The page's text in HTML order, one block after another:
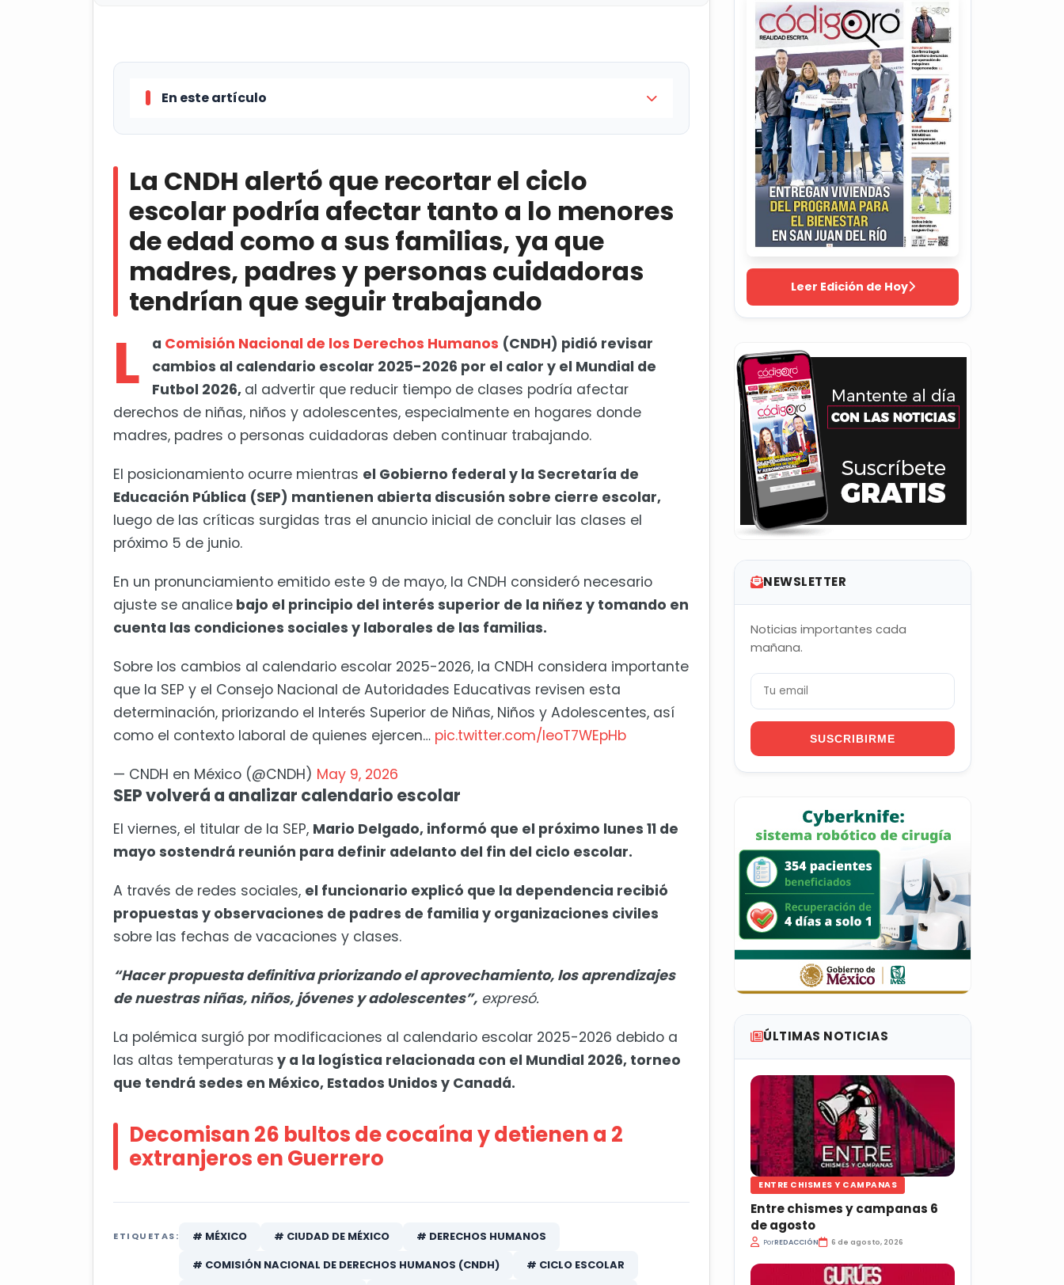
En este artículo
seguir trabajando
SEP volverá a analizar calendario escolar
Decomisan 26 bultos de cocaína y detienen a 2 extranjeros en Guerrero
La CNDH alertó que recortar el ciclo
escolar podría afectar tanto a lo menores
de edad como a sus familias, ya que
madres, padres y personas cuidadoras
tendrían que seguir trabajando
L a Comisión Nacional de los Derechos Humanos (CNDH) pidió revisar
cambios al calendario escolar 2025-2026 por el calor y el Mundial de
Futbol 2026, al advertir que reducir tiempo de clases podría afectar
derechos de niñas, niños y adolescentes, especialmente en hogares donde
madres, padres o personas cuidadoras deben continuar trabajando.
El posicionamiento ocurre mientras el Gobierno federal y la Secretaría de
Educación Pública (SEP) mantienen abierta discusión sobre cierre escolar,
luego de las críticas surgidas tras el anuncio inicial de concluir las clases el
próximo 5 de junio.
En un pronunciamiento emitido este 9 de mayo, la CNDH consideró necesario
ajuste se analice bajo el principio del interés superior de la niñez y tomando en
cuenta las condiciones sociales y laborales de las familias.
Sobre los cambios al calendario escolar 2025-2026, la CNDH considera importante
que la SEP y el Consejo Nacional de Autoridades Educativas revisen esta
determinación, priorizando el Interés Superior de Niñas, Niños y Adolescentes, así
como el contexto laboral de quienes ejercen… pic.twitter.com/leoT7WEpHb
— CNDH en México (@CNDH) May 9, 2026
SEP volverá a analizar calendario escolar
El viernes, el titular de la SEP, Mario Delgado, informó que el próximo lunes 11 de
mayo sostendrá reunión para definir adelanto del fin del ciclo escolar.
A través de redes sociales, el funcionario explicó que la dependencia recibió
propuestas y observaciones de padres de familia y organizaciones civiles
sobre las fechas de vacaciones y clases.
“Hacer propuesta definitiva priorizando el aprovechamiento, los aprendizajes
de nuestras niñas, niños, jóvenes y adolescentes”, expresó.
La polémica surgió por modificaciones al calendario escolar 2025-2026 debido a
las altas temperaturas y a la logística relacionada con el Mundial 2026, torneo
que tendrá sedes en México, Estados Unidos y Canadá.
Decomisan 26 bultos de cocaína y detienen a 2
extranjeros en Guerrero
ETIQUETAS: # MÉXICO # CIUDAD DE MÉXICO
# DERECHOS HUMANOS
# COMISIÓN NACIONAL DE DERECHOS HUMANOS (CNDH)
# CICLO ESCOLAR
Leer Edición de Hoy
NEWSLETTER
Noticias importantes cada
mañana.
SUSCRIBIRME
ÚLTIMAS NOTICIAS
ENTRE CHISMES Y CAMPANAS
Entre chismes y campanas 6
de agosto
PorREDACCIÓN 6 de agosto, 2026